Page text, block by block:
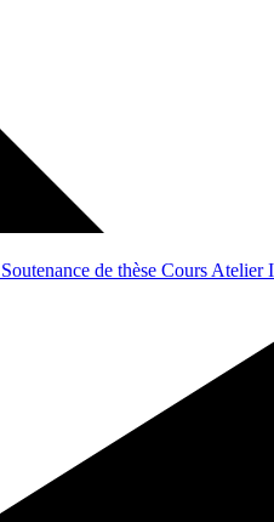
Soutenance de thèse Cours Atelier